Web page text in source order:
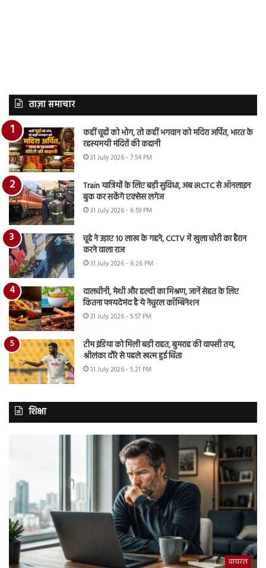
ताज़ा समाचार
कहीं चूहों को भोग, तो कहीं भगवान को मदिरा अर्पित, भारत के
रहस्यमयी मंदिरों की कहानी
31 July 2026 - 7:54 PM
Train यात्रियों के लिए बड़ी सुविधा, अब IRCTC से ऑनलाइन
बुक कर सकेंगे एक्सेस लगेज
31 July 2026 - 6:59 PM
चूहे ने उड़ाए 10 लाख के गहने, CCTV में खुला चोरी का हैरान
करने वाला राज
31 July 2026 - 6:26 PM
दालचीनी, मेथी और हल्दी का मिश्रण, जानें सेहत के लिए
कितना फायदेमंद है ये नेचुरल कॉम्बिनेशन
31 July 2026 - 5:57 PM
टीम इंडिया को मिली बड़ी राहत, बुमराह की वापसी तय,
श्रीलंका दौरे से पहले खत्म हुई चिंता
31 July 2026 - 5:21 PM
शिक्षा
वायरल